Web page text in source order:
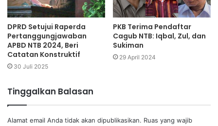
DPRD Setujui Raperda
Pertanggungjawaban
APBD NTB 2024, Beri
Catatan Konstruktif
30 Juli 2025
PKB Terima Pendaftar
Cagub NTB: Iqbal, Zul, dan
Sukiman
29 April 2024
Tinggalkan Balasan
Alamat email Anda tidak akan dipublikasikan. Ruas yang wajib